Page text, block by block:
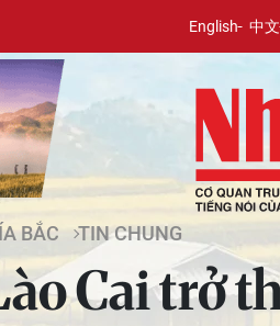
English 中文
BẮC TIN CHUNG
Cai trở